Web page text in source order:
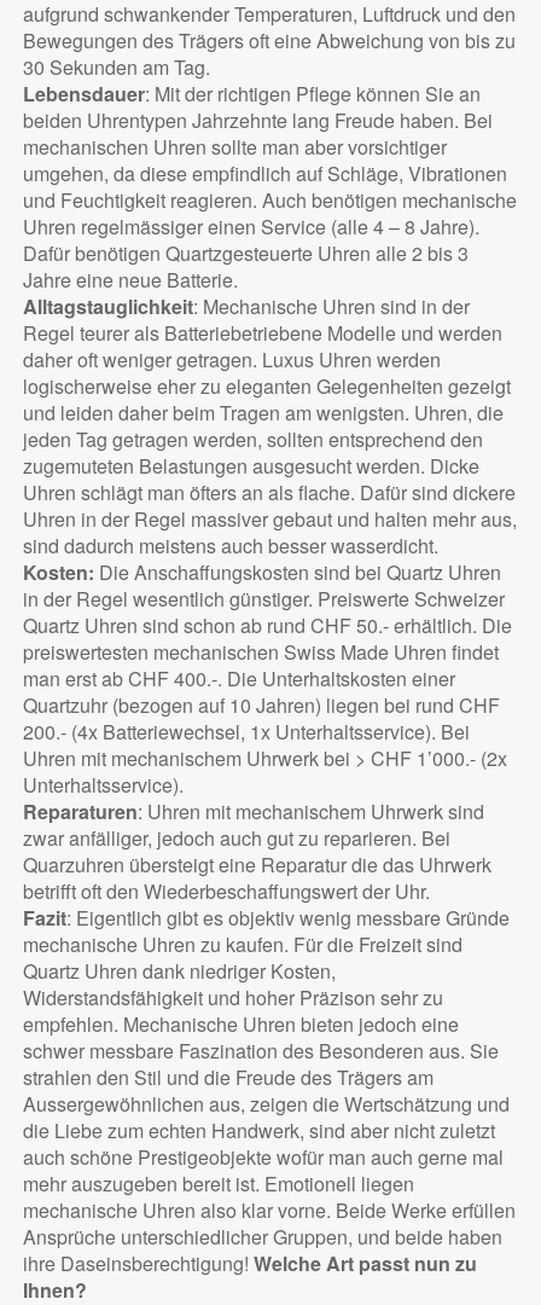
aufgrund schwankender Temperaturen, Luftdruck und den
Bewegungen des Trägers oft eine Abweichung von bis zu
30 Sekunden am Tag.
Lebensdauer: Mit der richtigen Pflege können Sie an
beiden Uhrentypen Jahrzehnte lang Freude haben. Bei
mechanischen Uhren sollte man aber vorsichtiger
umgehen, da diese empfindlich auf Schläge, Vibrationen
und Feuchtigkeit reagieren. Auch benötigen mechanische
Uhren regelmässiger einen Service (alle 4 – 8 Jahre).
Dafür benötigen Quartzgesteuerte Uhren alle 2 bis 3
Jahre eine neue Batterie.
Alltagstauglichkeit: Mechanische Uhren sind in der
Regel teurer als Batteriebetriebene Modelle und werden
daher oft weniger getragen. Luxus Uhren werden
logischerweise eher zu eleganten Gelegenheiten gezeigt
und leiden daher beim Tragen am wenigsten. Uhren, die
jeden Tag getragen werden, sollten entsprechend den
zugemuteten Belastungen ausgesucht werden. Dicke
Uhren schlägt man öfters an als flache. Dafür sind dickere
Uhren in der Regel massiver gebaut und halten mehr aus,
sind dadurch meistens auch besser wasserdicht.
Kosten: Die Anschaffungskosten sind bei Quartz Uhren
in der Regel wesentlich günstiger. Preiswerte Schweizer
Quartz Uhren sind schon ab rund CHF 50.- erhältlich. Die
preiswertesten mechanischen Swiss Made Uhren findet
man erst ab CHF 400.-. Die Unterhaltskosten einer
Quartzuhr (bezogen auf 10 Jahren) liegen bei rund CHF
200.- (4x Batteriewechsel, 1x Unterhaltsservice). Bei
Uhren mit mechanischem Uhrwerk bei > CHF 1’000.- (2x
Unterhaltsservice).
Reparaturen: Uhren mit mechanischem Uhrwerk sind
zwar anfälliger, jedoch auch gut zu reparieren. Bei
Quarzuhren übersteigt eine Reparatur die das Uhrwerk
betrifft oft den Wiederbeschaffungswert der Uhr.
Fazit: Eigentlich gibt es objektiv wenig messbare Gründe
mechanische Uhren zu kaufen. Für die Freizeit sind
Quartz Uhren dank niedriger Kosten,
Widerstandsfähigkeit und hoher Präzison sehr zu
empfehlen. Mechanische Uhren bieten jedoch eine
schwer messbare Faszination des Besonderen aus. Sie
strahlen den Stil und die Freude des Trägers am
Aussergewöhnlichen aus, zeigen die Wertschätzung und
die Liebe zum echten Handwerk, sind aber nicht zuletzt
auch schöne Prestigeobjekte wofür man auch gerne mal
mehr auszugeben bereit ist. Emotionell liegen
mechanische Uhren also klar vorne. Beide Werke erfüllen
Ansprüche unterschiedlicher Gruppen, und beide haben
ihre Daseinsberechtigung! Welche Art passt nun zu
Ihnen?